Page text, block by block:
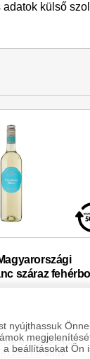
külső
száraz
bevagy
nyújthassuk
beállításokat Ön